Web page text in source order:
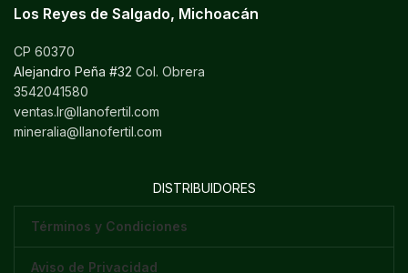
Los Reyes de Salgado, Michoacán
CP 60370
Alejandro Peña #32 Col. Obrera
3542041580
ventas.lr@llanofertil.com
mineralia@llanofertil.com
DISTRIBUIDORES
Términos y Condiciones
Aviso de Privacidad